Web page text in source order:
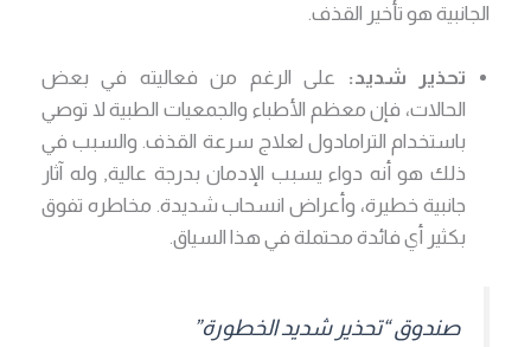
الجانبية هو تأخير القذف.
تحذير شديد: على الرغم من فعاليته في بعض
الحالات، فإن معظم الأطباء والجمعيات الطبية لا توصي
باستخدام الترامادول لعلاج سرعة القذف. والسبب في
ذلك هو أنه دواء يسبب الإدمان بدرجة عالية, وله آثار
جانبية خطيرة، وأعراض انسحاب شديدة. مخاطره تفوق
بكثير أي فائدة محتملة في هذا السياق.
صندوق “تحذير شديد الخطورة”